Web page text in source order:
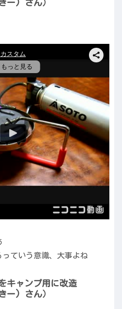
ー) さん）
ていう意識、大事よね
キャンプ用に改造
ー) さん）